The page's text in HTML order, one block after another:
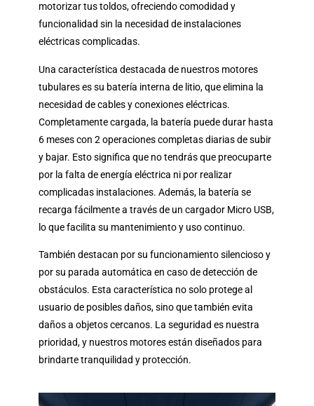
motorizar tus toldos, ofreciendo comodidad y
funcionalidad sin la necesidad de instalaciones
eléctricas complicadas.
Una característica destacada de nuestros motores
tubulares es su batería interna de litio, que elimina la
necesidad de cables y conexiones eléctricas.
Completamente cargada, la batería puede durar hasta
6 meses con 2 operaciones completas diarias de subir
y bajar. Esto significa que no tendrás que preocuparte
por la falta de energía eléctrica ni por realizar
complicadas instalaciones. Además, la batería se
recarga fácilmente a través de un cargador Micro USB,
lo que facilita su mantenimiento y uso continuo.
También destacan por su funcionamiento silencioso y
por su parada automática en caso de detección de
obstáculos. Esta característica no solo protege al
usuario de posibles daños, sino que también evita
daños a objetos cercanos. La seguridad es nuestra
prioridad, y nuestros motores están diseñados para
brindarte tranquilidad y protección.